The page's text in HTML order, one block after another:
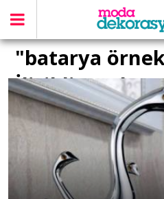
"batarya
İlişikli yazılar